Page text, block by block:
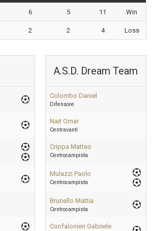
6 5 11 Win
2 2 4 Loss
A.S.D. Dream Team
Colombo Daniel
Difensore
Nait Omar
Centravanti
Crippa Matteo
Centrocampista
Mulazzi Paolo
Centrocampista
Brunello Mattia
Centrocampista
Confalonieri Gabriele